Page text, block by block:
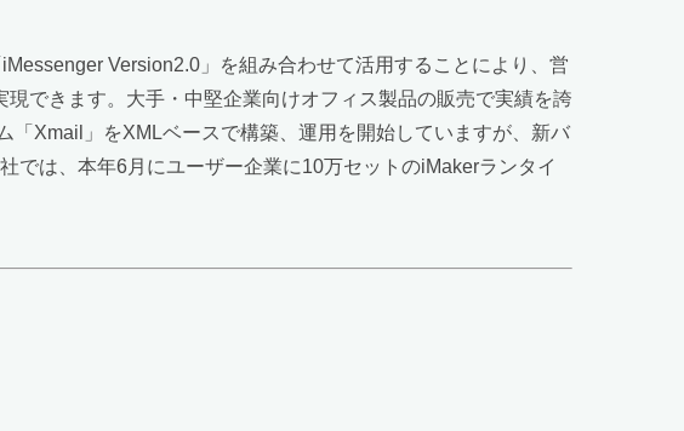
Version2.0」を組み合わせて活用することにより、営
できます。大手・中堅企業向けオフィス製品の販売で実績を誇
Xmail」をXMLベースで構築、運用を開始していますが、新バ
では、本年6月にユーザー企業に10万セットのiMakerランタイ